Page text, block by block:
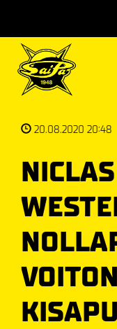
20.08.2020 20:48
NICLAS